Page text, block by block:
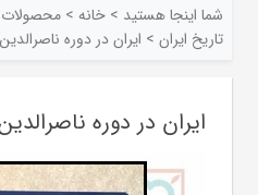
شما اینجا هستید > خانه > محصولات
تاريخ ايران > ایران در دوره
ایران در دوره